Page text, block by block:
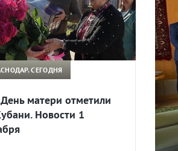
СЕГОДНЯ
матери отметили
Новости 1